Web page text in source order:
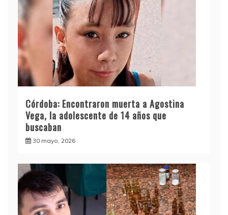
Córdoba: Encontraron muerta a Agostina
Vega, la adolescente de 14 años que
buscaban
30 mayo, 2026